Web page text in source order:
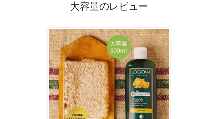
大容量のレビュー